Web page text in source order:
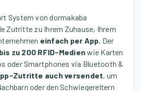
System von dormakaba
Zutritte zu Ihrem Zuhause, Ihrem
einfach per App. Der
bis zu 200 RFID-Medienwie Karten
oder Smartphones via Bluetooth &
Zutritte auch versendet, um
oder den Schwiegereltern